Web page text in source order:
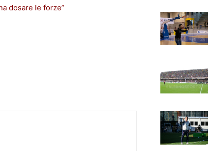
dosare le forze”